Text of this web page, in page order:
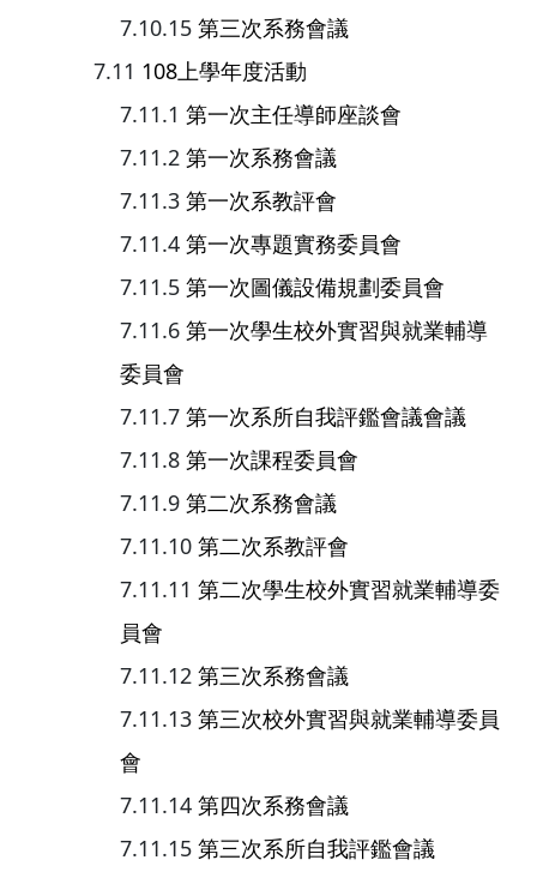
第三次系務會議
108上學年度活動
第一次主任導師座談會
第一次系務會議
第一次系教評會
第一次專題實務委員會
第一次圖儀設備規劃委員會
第一次學生校外實習與就業輔導
委員會
第一次系所自我評鑑會議會議
第一次課程委員會
第二次系務會議
第二次系教評會
第二次學生校外實習就業輔導委
員會
第三次系務會議
第三次校外實習與就業輔導委員
會
第四次系務會議
第三次系所自我評鑑會議